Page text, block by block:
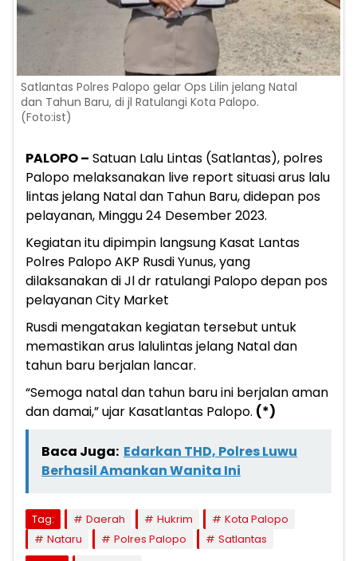
Satlantas Polres Palopo gelar Ops Lilin jelang Natal
dan Tahun Baru, di jl Ratulangi Kota Palopo.
(Foto:ist)
PALOPO – Satuan Lalu Lintas (Satlantas), polres
Palopo melaksanakan live report situasi arus lalu
lintas jelang Natal dan Tahun Baru, didepan pos
pelayanan, Minggu 24 Desember 2023.
Kegiatan itu dipimpin langsung Kasat Lantas
Polres Palopo AKP Rusdi Yunus, yang
dilaksanakan di Jl dr ratulangi Palopo depan pos
pelayanan City Market
Rusdi mengatakan kegiatan tersebut untuk
memastikan arus lalulintas jelang Natal dan
tahun baru berjalan lancar.
“Semoga natal dan tahun baru ini berjalan aman
dan damai,” ujar Kasatlantas Palopo. (*)
Baca Juga: Edarkan THD, Polres Luwu
Berhasil Amankan Wanita Ini
Tag: Daerah Hukrim
Kota Palopo
Nataru
Polres Palopo
Satlantas